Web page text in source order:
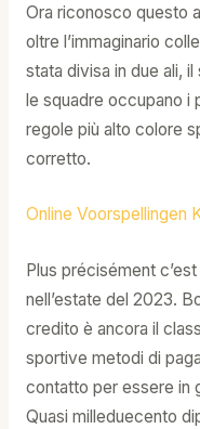
Ora riconosco questo
oltre l’immaginario
stata divisa in due ali,
le squadre occupano i
regole più alto colore
corretto.
Online Voorspellingen
Plus précisément
nell’estate del 2023.
credito è ancora il
sportive metodi di
contatto per essere in
Quasi milleduecento